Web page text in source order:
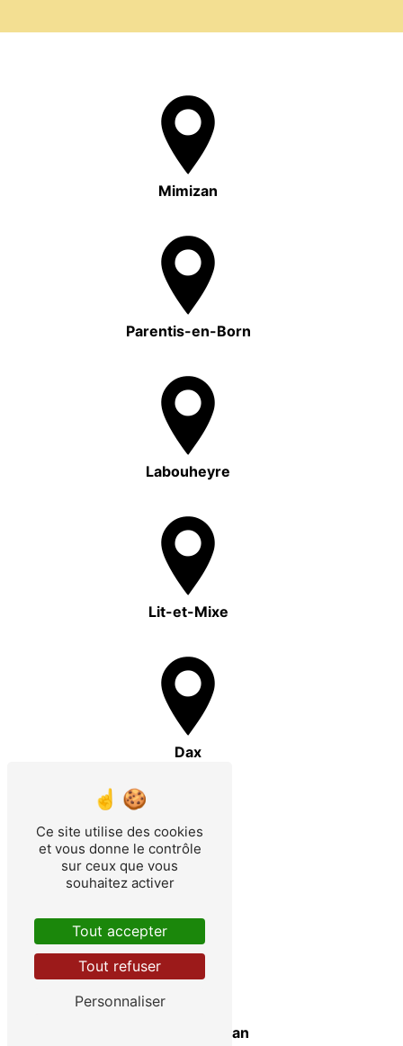
Mimizan
Parentis-en-Born
Labouheyre
Lit-et-Mixe
Dax
Arcachon
Mont-de-Marsan
Ce site utilise des cookies
et vous donne le contrôle
sur ceux que vous
souhaitez activer
Tout accepter
Tout refuser
Personnaliser